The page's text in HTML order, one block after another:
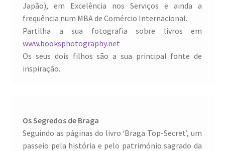
Japão), em Excelência nos Serviços e ainda a
frequência num MBA de Comércio Internacional.
Partilha a sua fotografia sobre livros em
www.booksphotography.net
Os seus dois filhos são a sua principal fonte de
inspiração.
Os Segredos de Braga
Seguindo as páginas do livro ‘Braga Top-Secret’, um
passeio pela história e pelo património sagrado da